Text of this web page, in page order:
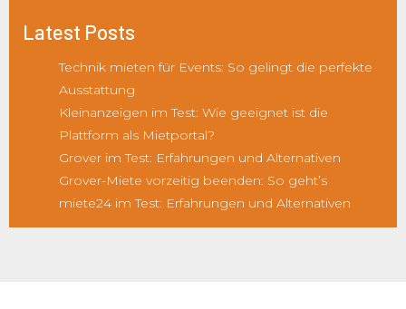
Latest Posts
Technik mieten für Events: So gelingt die perfekte
Ausstattung
Kleinanzeigen im Test: Wie geeignet ist die
Plattform als Mietportal?
Grover im Test: Erfahrungen und Alternativen
Grover-Miete vorzeitig beenden: So geht’s
miete24 im Test: Erfahrungen und Alternativen